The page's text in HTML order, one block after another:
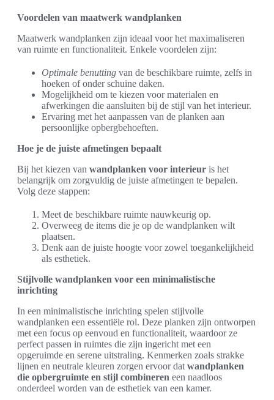
Voordelen van maatwerk wandplanken
Maatwerk wandplanken zijn ideaal voor het maximaliseren
van ruimte en functionaliteit. Enkele voordelen zijn:
Optimale benutting van de beschikbare ruimte, zelfs in
hoeken of onder schuine daken.
Mogelijkheid om te kiezen voor materialen en
afwerkingen die aansluiten bij de stijl van het interieur.
Ervaring met het aanpassen van de planken aan
persoonlijke opbergbehoeften.
Hoe je de juiste afmetingen bepaalt
Bij het kiezen van wandplanken voor interieur is het
belangrijk om zorgvuldig de juiste afmetingen te bepalen.
Volg deze stappen:
Meet de beschikbare ruimte nauwkeurig op.
Overweeg de items die je op de wandplanken wilt
plaatsen.
Denk aan de juiste hoogte voor zowel toegankelijkheid
als esthetiek.
Stijlvolle wandplanken voor een minimalistische
inrichting
In een minimalistische inrichting spelen stijlvolle
wandplanken een essentiële rol. Deze planken zijn ontworpen
met een focus op eenvoud en functionaliteit, waardoor ze
perfect passen in ruimtes die zijn ingericht met een
opgeruimde en serene uitstraling. Kenmerken zoals strakke
lijnen en neutrale kleuren zorgen ervoor dat wandplanken
die opbergruimte en stijl combineren een naadloos
onderdeel worden van de esthetiek van een kamer.